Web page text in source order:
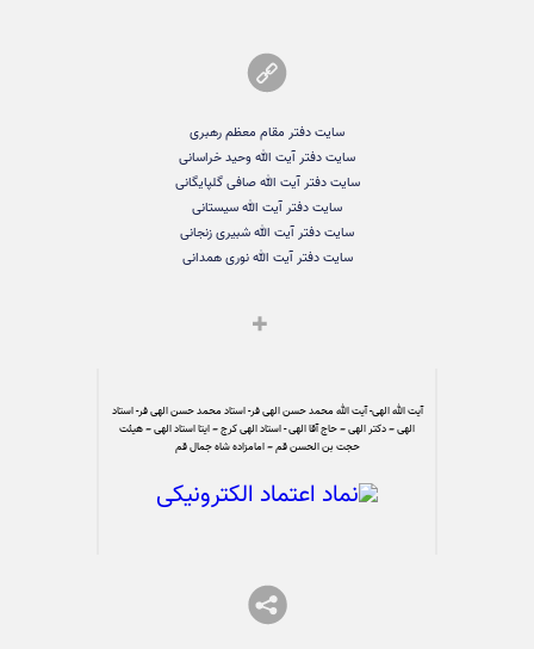
سایت دفتر مقام معظم رهبری
سایت دفتر آیت الله وحید خراسانی
سایت دفتر آیت الله صافی گلپایگانی
سایت دفتر آیت الله سیستانی
سایت دفتر آیت الله شبیری زنجانی
سایت دفتر آیت الله نوری همدانی
آیت الله الهی- آیت الله محمد حسن الهی فر- استاد محمد حسن الهی فر- استاد
الهی – دکتر الهی – حاج آقا الهی - استاد الهی کرج – ایتا استاد الهی – هیئت
حجت بن الحسن قم – امامزاده شاه جمال قم